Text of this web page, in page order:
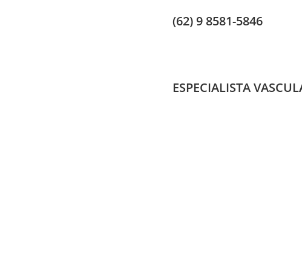
(62) 9 8581-5846
ESPECIALISTA